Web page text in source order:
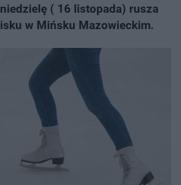
( 16 listopada) rusza
w Mińsku Mazowieckim.